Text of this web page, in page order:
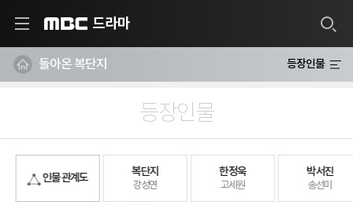
드라마
돌아온 복단지 등장인물
등장인물
인물 관계도 복단지
강성연
한정욱
고세원
박서진
송선미